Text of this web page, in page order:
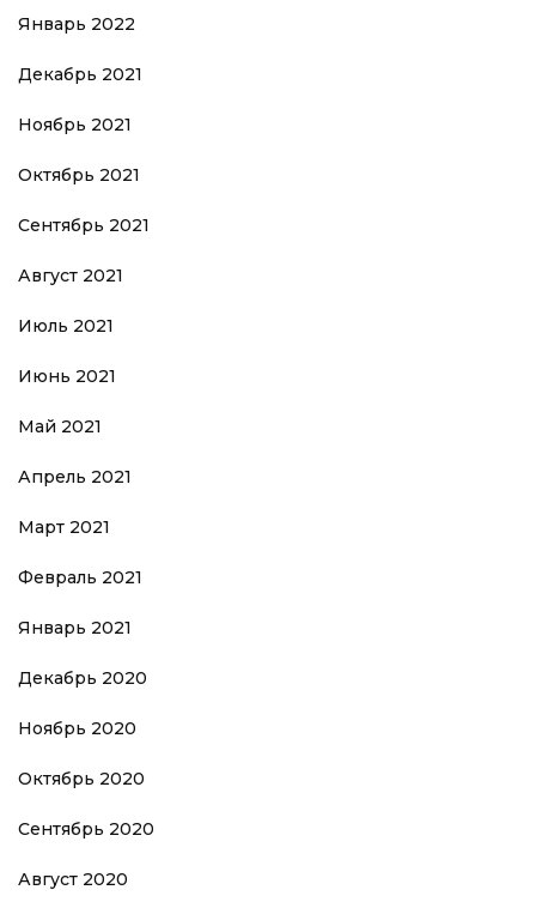
Январь 2022
Декабрь 2021
Ноябрь 2021
Октябрь 2021
Сентябрь 2021
Август 2021
Июль 2021
Июнь 2021
Май 2021
Апрель 2021
Март 2021
Февраль 2021
Январь 2021
Декабрь 2020
Ноябрь 2020
Октябрь 2020
Сентябрь 2020
Август 2020